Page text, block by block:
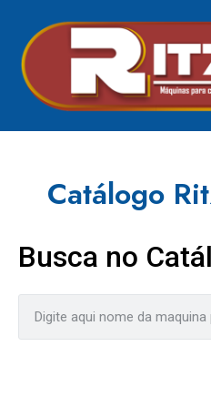
Catálogo
Busca no